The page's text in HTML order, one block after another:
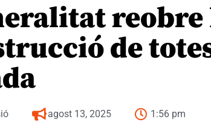
de
agost 13, 2025 1:56 pm